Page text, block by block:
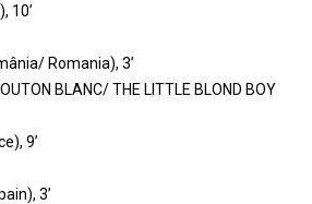
10’
Romania), 3’
BLANC/ THE LITTLE BLOND BOY
9’
3’